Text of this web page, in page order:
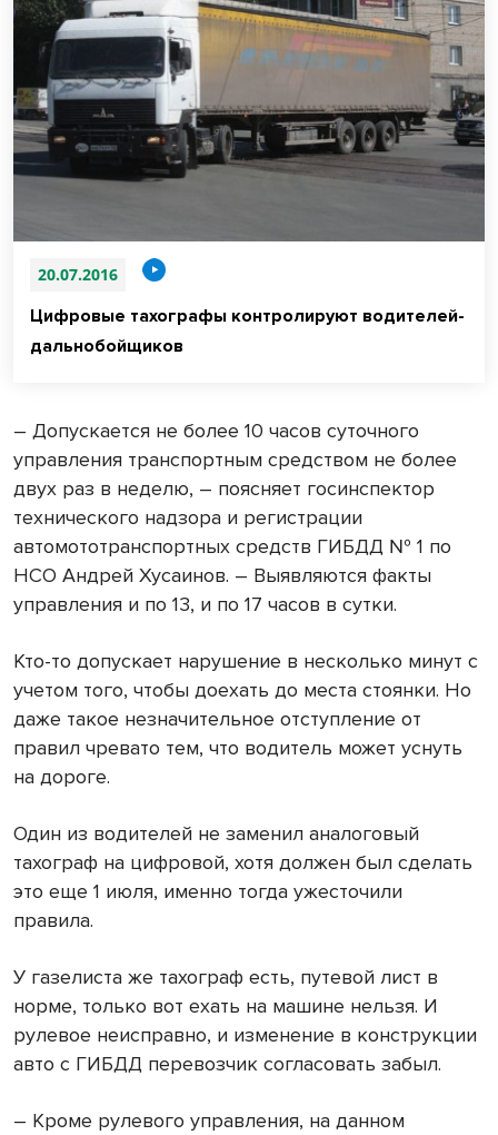
20.07.2016
Цифровые тахографы контролируют водителей-
дальнобойщиков
– Допускается не более 10 часов суточного
управления транспортным средством не более
двух раз в неделю, – поясняет госинспектор
технического надзора и регистрации
автомототранспортных средств ГИБДД № 1 по
НСО Андрей Хусаинов. – Выявляются факты
управления и по 13, и по 17 часов в сутки.
Кто-то допускает нарушение в несколько минут с
учетом того, чтобы доехать до места стоянки. Но
даже такое незначительное отступление от
правил чревато тем, что водитель может уснуть
на дороге.
Один из водителей не заменил аналоговый
тахограф на цифровой, хотя должен был сделать
это еще 1 июля, именно тогда ужесточили
правила.
У газелиста же тахограф есть, путевой лист в
норме, только вот ехать на машине нельзя. И
рулевое неисправно, и изменение в конструкции
авто с ГИБДД перевозчик согласовать забыл.
– Кроме рулевого управления, на данном